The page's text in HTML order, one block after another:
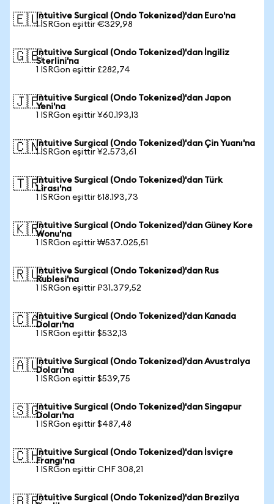
🇪🇺Intuitive Surgical (Ondo Tokenized)'dan Euro'na
1 ISRGon eşittir €329,98
🇬🇧Intuitive Surgical (Ondo Tokenized)'dan İngiliz
Sterlini'na
1 ISRGon eşittir £282,74
🇯🇵Intuitive Surgical (Ondo Tokenized)'dan Japon
Yeni'na
1 ISRGon eşittir ¥60.193,13
🇨🇳Intuitive Surgical (Ondo Tokenized)'dan Çin Yuanı'na
1 ISRGon eşittir ¥2.573,61
🇹🇷Intuitive Surgical (Ondo Tokenized)'dan Türk
Lirası'na
1 ISRGon eşittir ₺18.193,73
🇰🇷Intuitive Surgical (Ondo Tokenized)'dan Güney Kore
Wonu'na
1 ISRGon eşittir ₩537.025,51
🇷🇺Intuitive Surgical (Ondo Tokenized)'dan Rus
Rublesi'na
1 ISRGon eşittir ₽31.379,52
🇨🇦Intuitive Surgical (Ondo Tokenized)'dan Kanada
Doları'na
1 ISRGon eşittir $532,13
🇦🇺Intuitive Surgical (Ondo Tokenized)'dan Avustralya
Doları'na
1 ISRGon eşittir $539,75
🇸🇬Intuitive Surgical (Ondo Tokenized)'dan Singapur
Doları'na
1 ISRGon eşittir $487,48
🇨🇭Intuitive Surgical (Ondo Tokenized)'dan İsviçre
Frangı'na
1 ISRGon eşittir CHF 308,21
Intuitive Surgical (Ondo Tokenized)'dan Brezilya